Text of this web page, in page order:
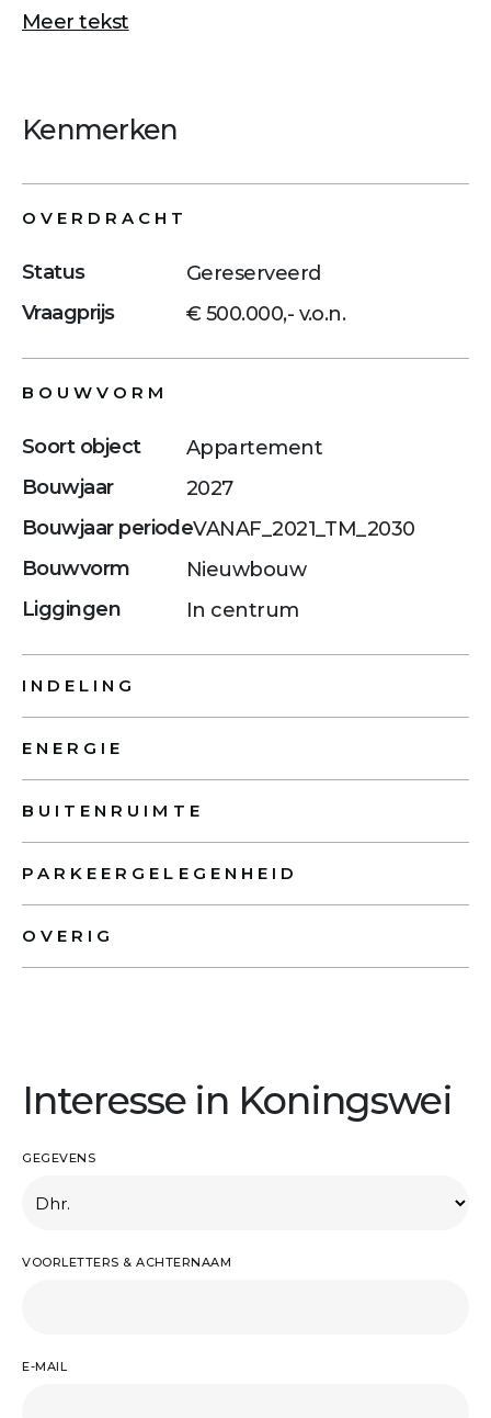
Meer tekst
Kenmerken
OVERDRACHT
Status
Gereserveerd
Vraagprijs
€ 500.000,- v.o.n.
BOUWVORM
Soort object
Appartement
Bouwjaar
2027
Bouwjaar periodeVANAF_2021_TM_2030
Bouwvorm
Nieuwbouw
Liggingen
In centrum
INDELING
ENERGIE
BUITENRUIMTE
PARKEERGELEGENHEID
OVERIG
Interesse in Koningswei
GEGEVENS
VOORLETTERS & ACHTERNAAM
E-MAIL